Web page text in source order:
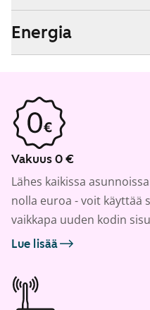
Energia
Vakuus 0 €
Lähes kaikissa
nolla euroa - voit käyttää
vaikkapa uuden kodin
Lue lisää